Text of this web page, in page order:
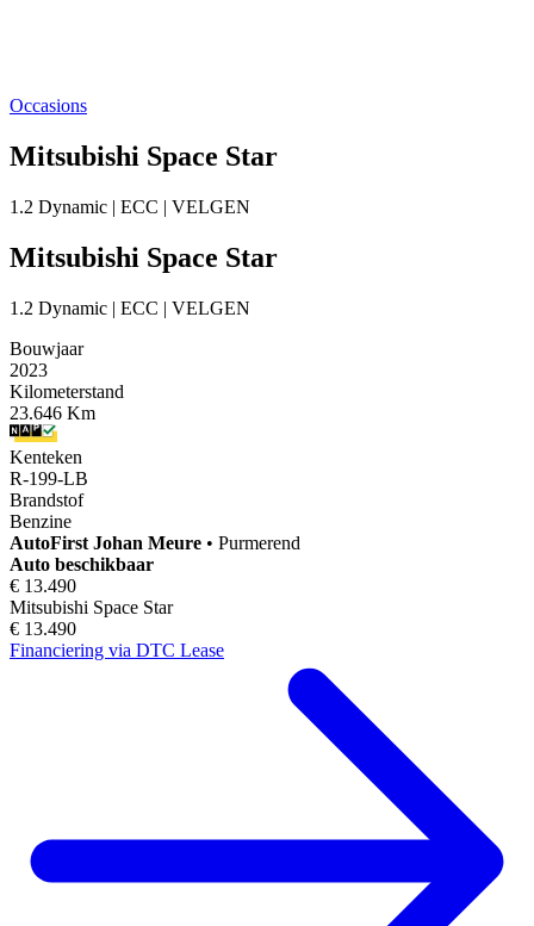
Occasions
Mitsubishi Space Star
1.2 Dynamic | ECC | VELGEN
Mitsubishi Space Star
1.2 Dynamic | ECC | VELGEN
Bouwjaar
2023
Kilometerstand
23.646 Km
Kenteken
R-199-LB
Brandstof
Benzine
AutoFirst Johan Meure • Purmerend
Auto beschikbaar
€ 13.490
Mitsubishi Space Star
€ 13.490
Financiering via DTC Lease